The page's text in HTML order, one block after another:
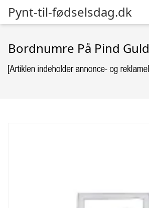
Pynt-til-fødselsdag.dk
Bordnumre På Pind Guld